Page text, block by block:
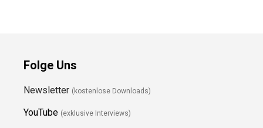
Folge Uns
Newsletter (kostenlose Downloads)
YouTube (exklusive Interviews)